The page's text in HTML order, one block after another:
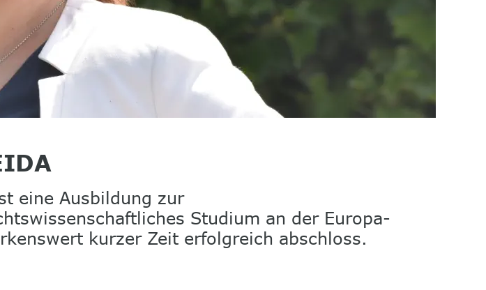
eine Ausbildung zur
Studium an der Europa-
kurzer Zeit erfolgreich abschloss.